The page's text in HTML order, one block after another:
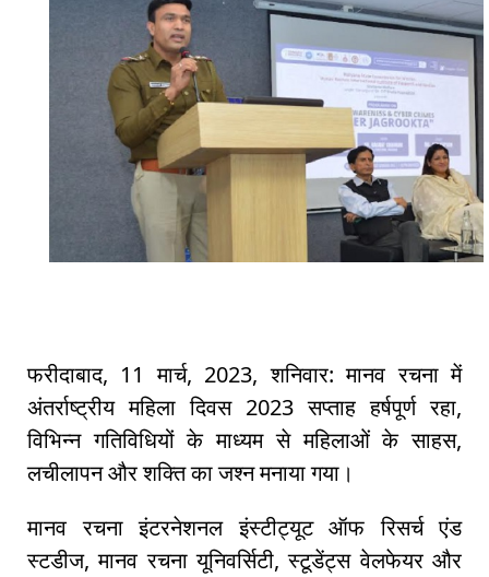
फरीदाबाद, 11 मार्च, 2023, शनिवार: मानव रचना में
अंतर्राष्ट्रीय महिला दिवस 2023 सप्ताह हर्षपूर्ण रहा,
विभिन्न गतिविधियों के माध्यम से महिलाओं के साहस,
लचीलापन और शक्ति का जश्न मनाया गया।
मानव रचना इंटरनेशनल इंस्टीट्यूट ऑफ रिसर्च एंड
स्टडीज, मानव रचना यूनिवर्सिटी, स्टूडेंट्स वेलफेयर और